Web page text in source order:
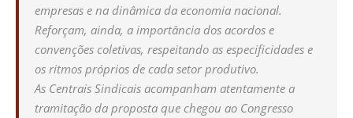
empresas e na dinâmica da economia nacional.
Reforçam, ainda, a importância dos acordos e
convenções coletivas, respeitando as especificidades e
os ritmos próprios de cada setor produtivo.
As Centrais Sindicais acompanham atentamente a
tramitação da proposta que chegou ao Congresso